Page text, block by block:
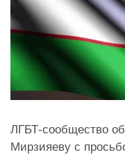
ЛГБТ-сообщество
Мирзияеву с